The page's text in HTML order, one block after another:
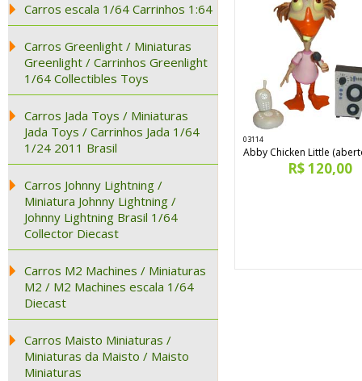
Carros escala 1/64 Carrinhos 1:64
Carros Greenlight / Miniaturas
Greenlight / Carrinhos Greenlight
1/64 Collectibles Toys
Carros Jada Toys / Miniaturas
Jada Toys / Carrinhos Jada 1/64
1/24 2011 Brasil
Carros Johnny Lightning /
Miniatura Johnny Lightning /
Johnny Lightning Brasil 1/64
Collector Diecast
Carros M2 Machines / Miniaturas
M2 / M2 Machines escala 1/64
Diecast
Carros Maisto Miniaturas /
Miniaturas da Maisto / Maisto
Miniaturas
03114
Abby Chicken Little
R$ 120,00